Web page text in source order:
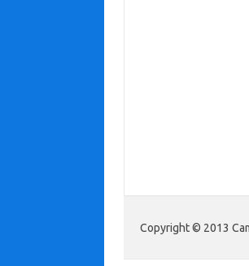
Copyright © 2013